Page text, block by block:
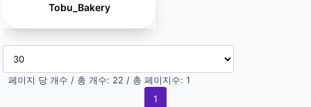
Tobu_Bakery
페이지 당 개수 / 총 개수: 22 / 총 페이지수: 1
1